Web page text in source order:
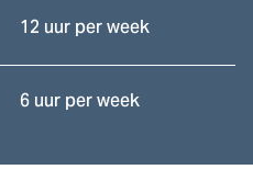
12 uur per week
6 uur per week